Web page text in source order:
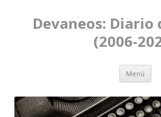
Devaneos: Diario
(2006-
Menú Ir